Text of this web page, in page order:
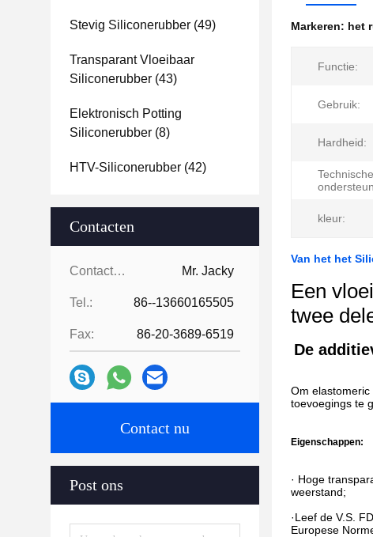
Stevig Siliconerubber (49)
Transparant Vloeibaar
Siliconerubber (43)
Elektronisch Potting
Siliconerubber (8)
HTV-Siliconerubber (42)
Contacten
Contacten: Mr. Jacky
Tel.: 86--13660165505
Fax: 86-20-3689-6519
Contact nu
Post ons
Markeren: het
Functie:
Gebruik:
Hardheid:
Technische
kleur:
Van het het
Een
twee
De
Om
toevoegings te
Eigenschappen:
· Hoge
weerstand;
·Leef de V.S.
Europese